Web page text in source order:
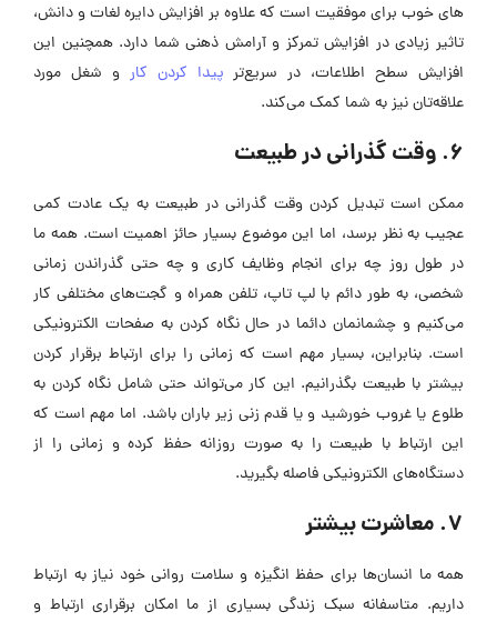
های خوب برای موفقیت است که علاوه بر افزایش دایره لغات و دانش،
تاثیر زیادی در افزایش تمرکز و آرامش ذهنی شما دارد. همچنین این
افزایش سطح اطلاعات، در سریع‌تر پیدا کردن کار و شغل مورد
علاقه‌تان نیز به شما کمک می‌کند.
6. وقت گذرانی در طبیعت
ممکن است تبدیل کردن وقت گذرانی در طبیعت به یک عادت کمی
عجیب به نظر برسد، اما این موضوع بسیار حائز اهمیت است. همه ما
در طول روز چه برای انجام وظایف کاری و چه حتی گذراندن زمانی
شخصی، به طور دائم با لپ تاپ، تلفن همراه و گجت‌های مختلفی کار
می‌کنیم و چشمانمان دائما در حال نگاه کردن به صفحات الکترونیکی
است. بنابراین، بسیار مهم است که زمانی را برای ارتباط برقرار کردن
بیشتر با طبیعت بگذرانیم. این کار می‌تواند حتی شامل نگاه کردن به
طلوع یا غروب خورشید و یا قدم زنی زیر باران باشد. اما مهم است که
این ارتباط با طبیعت را به صورت روزانه حفظ کرده و زمانی را از
دستگاه‌های الکترونیکی فاصله بگیرید.
7. معاشرت بیشتر
همه ما انسان‌ها برای حفظ انگیزه و سلامت روانی خود نیاز به ارتباط
داریم. متاسفانه سبک زندگی بسیاری از ما امکان برقراری ارتباط و